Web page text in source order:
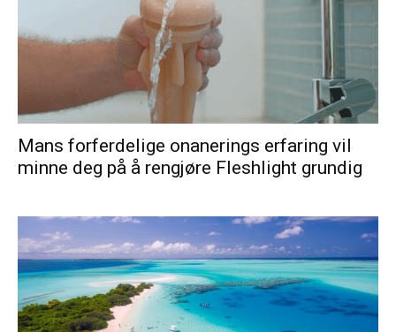
Mans forferdelige onanerings erfaring vil
minne deg på å rengjøre Fleshlight grundig